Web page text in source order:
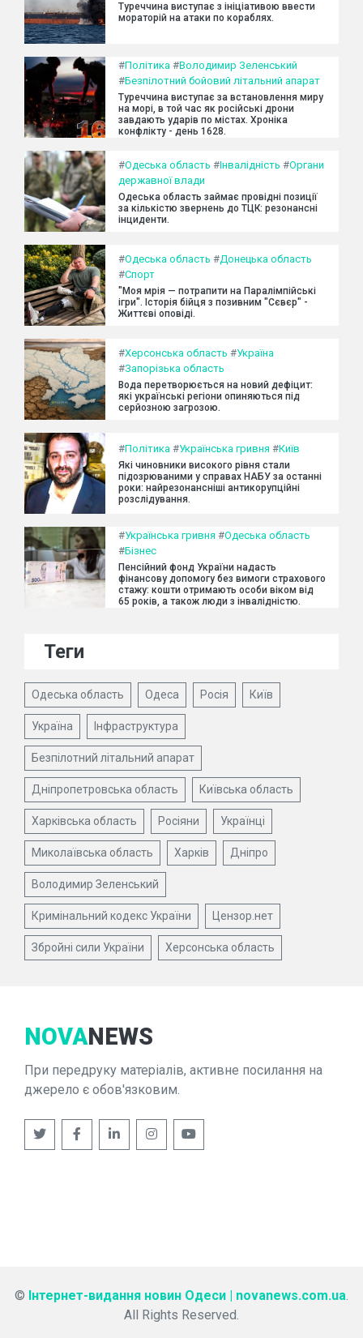
Туреччина виступає з ініціативою ввести
мораторій на атаки по кораблях.
#Політика #Володимир Зеленський
#Безпілотний бойовий літальний апарат
Туреччина виступає за встановлення миру
на морі, в той час як російські дрони
завдають ударів по містах. Хроніка
конфлікту - день 1628.
#Одеська область #Інвалідність #Органи
державної влади
Одеська область займає провідні позиції
за кількістю звернень до ТЦК: резонансні
інциденти.
#Одеська область #Донецька область
#Спорт
"Моя мрія — потрапити на Паралімпійські
ігри". Історія бійця з позивним "Сєвєр" -
Життєві оповіді.
#Херсонська область #Україна
#Запорізька область
Вода перетворюється на новий дефіцит:
які українські регіони опиняються під
серйозною загрозою.
#Політика #Українська гривня #Київ
Які чиновники високого рівня стали
підозрюваними у справах НАБУ за останні
роки: найрезонансніші антикорупційні
розслідування.
#Українська гривня #Одеська область
#Бізнес
Пенсійний фонд України надасть
фінансову допомогу без вимоги страхового
стажу: кошти отримають особи віком від
65 років, а також люди з інвалідністю.
Теги
Одеська область Одеса Росія Київ
Україна Інфраструктура
Безпілотний літальний апарат
Дніпропетровська область Київська область
Харківська область Росіяни Українці
Миколаївська область Харків Дніпро
Володимир Зеленський
Кримінальний кодекс України Цензор.нет
Збройні сили України Херсонська область
NOVANEWS
При передруку матеріалів, активне посилання на
джерело є обов'язковим.
© Інтернет-видання новин Одеси | novanews.com.ua
All Rights Reserved.